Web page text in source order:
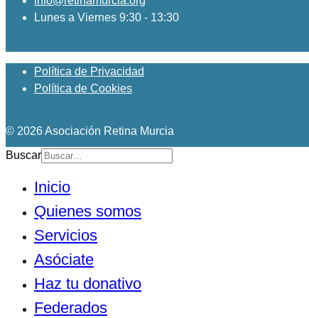
Lunes a Viernes 9:30 - 13:30
Política de Privacidad
Política de Cookies
© 2026 Asociación Retina Murcia
Buscar
Inicio
Quienes somos
Servicios
Asóciate
Haz tu donativo
Federados